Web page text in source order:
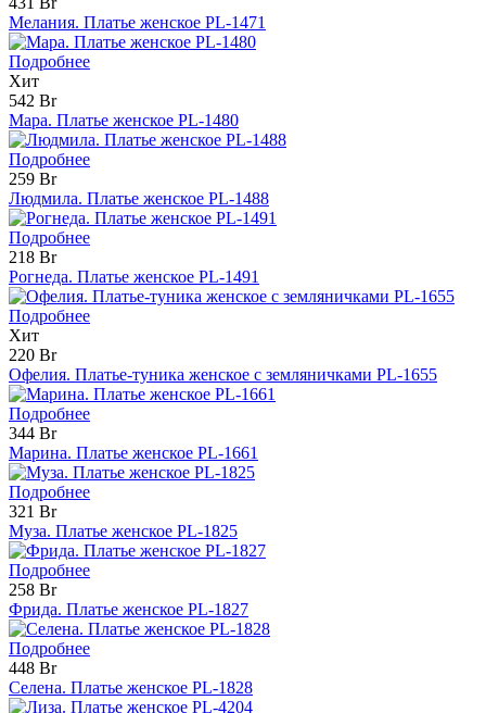
Мелания. Платье женское PL-1471
Подробнее
Хит
542 Br
Мара. Платье женское PL-1480
Подробнее
259 Br
Людмила. Платье женское PL-1488
Подробнее
218 Br
Рогнеда. Платье женское PL-1491
Подробнее
Хит
220 Br
Офелия. Платье-туника женское с земляничками PL-1655
Подробнее
344 Br
Марина. Платье женское PL-1661
Подробнее
321 Br
Муза. Платье женское PL-1825
Подробнее
258 Br
Фрида. Платье женское PL-1827
Подробнее
448 Br
Селена. Платье женское PL-1828